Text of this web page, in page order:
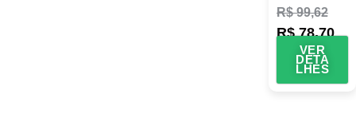
de clientes
R$99,62
R$78,70
VER
DETA
LHES